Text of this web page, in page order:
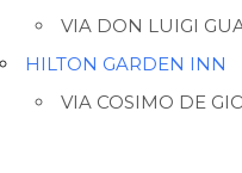
VIA DON LUIGI
HILTON GARDEN INN
VIA COSIMO DE